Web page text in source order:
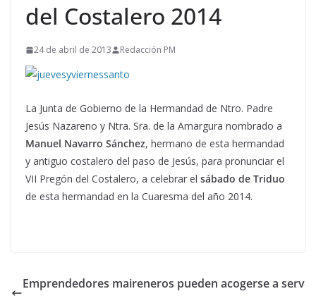
del Costalero 2014
24 de abril de 2013 Redacción PM
La Junta de Gobierno de la Hermandad de Ntro. Padre
Jesús Nazareno y Ntra. Sra. de la Amargura nombrado a
Manuel Navarro Sánchez, hermano de esta hermandad
y antiguo costalero del paso de Jesús, para pronunciar el
VII Pregón del Costalero, a celebrar el sábado de Triduo
de esta hermandad en la Cuaresma del año 2014.
Emprendedores maireneros pueden acogerse a serv